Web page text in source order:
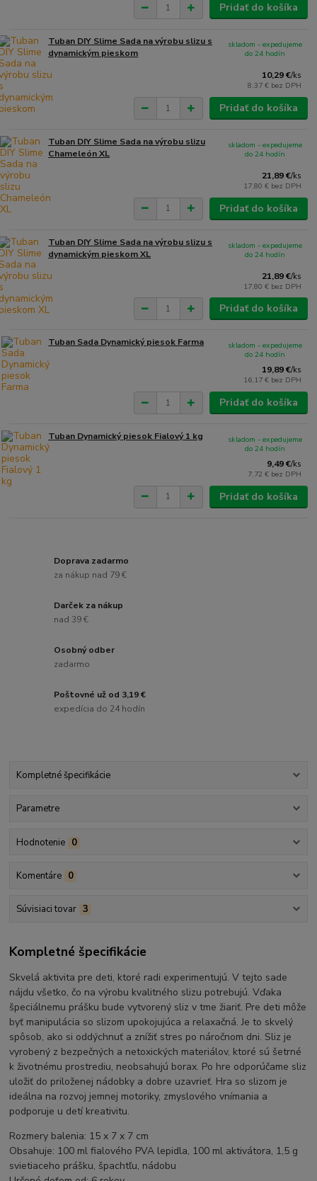
Pridať do košíka
Tuban DIY Slime Sada na výrobu slizu s
dynamickým pieskom
10,29 €/ks
8,37 € bez DPH
skladom - expedujeme
do 24 hodín
Pridať do košíka
Tuban DIY Slime Sada na výrobu slizu
Chameleón XL
21,89 €/ks
17,80 € bez DPH
skladom - expedujeme
do 24 hodín
Pridať do košíka
Tuban DIY Slime Sada na výrobu slizu s
dynamickým pieskom XL
21,89 €/ks
17,80 € bez DPH
skladom - expedujeme
do 24 hodín
Pridať do košíka
Tuban Sada Dynamický piesok Farma
19,89 €/ks
16,17 € bez DPH
skladom - expedujeme
do 24 hodín
Pridať do košíka
Tuban Dynamický piesok Fialový 1 kg
9,49 €/ks
7,72 € bez DPH
skladom - expedujeme
do 24 hodín
Pridať do košíka
Doprava zadarmo
za nákup nad 79 €
Darček za nákup
nad 39 €
Osobný odber
zadarmo
Poštovné už od 3,19 €
expedícia do 24 hodín
Kompletné špecifikácie
Parametre
Hodnotenie 0
Komentáre 0
Súvisiaci tovar 3
Kompletné špecifikácie
Skvelá aktivita pre deti, ktoré radi experimentujú. V tejto sade
nájdu všetko, čo na výrobu kvalitného slizu potrebujú. Vďaka
špeciálnemu prášku bude vytvorený sliz v tme žiariť. Pre deti môže
byť manipulácia so slizom upokojujúca a relaxačná. Je to skvelý
spôsob, ako si oddýchnuť a znížiť stres po náročnom dni. Sliz je
vyrobený z bezpečných a netoxických materiálov, ktoré sú šetrné
k životnému prostrediu, neobsahujú borax. Po hre odporúčame sliz
uložiť do priloženej nádobky a dobre uzavrieť. Hra so slizom je
ideálna na rozvoj jemnej motoriky, zmyslového vnímania a
podporuje u detí kreativitu.
Rozmery balenia: 15 x 7 x 7 cm
Obsahuje: 100 ml fialového PVA lepidla, 100 ml aktivátora, 1,5 g
svietiaceho prášku, špachtľu, nádobu